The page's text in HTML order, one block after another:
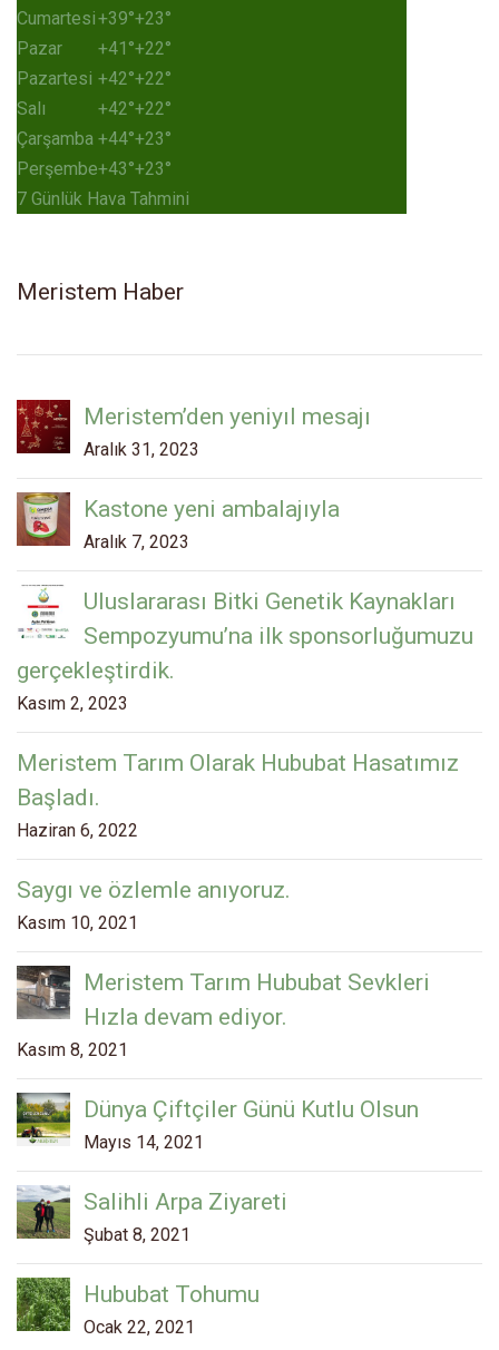
Cumartesi+39°+23°
Pazar
+41°+22°
Pazartesi +42°+22°
Salı
+42°+22°
Çarşamba +44°+23°
Perşembe+43°+23°
7 Günlük Hava Tahmini
Meristem Haber
Meristem’den yeniyıl mesajı
Aralık 31, 2023
Kastone yeni ambalajıyla
Aralık 7, 2023
Uluslararası Bitki Genetik Kaynakları
Sempozyumu’na ilk sponsorluğumuzu
gerçekleştirdik.
Kasım 2, 2023
Meristem Tarım Olarak Hububat Hasatımız
Başladı.
Haziran 6, 2022
Saygı ve özlemle anıyoruz.
Kasım 10, 2021
Meristem Tarım Hububat Sevkleri
Hızla devam ediyor.
Kasım 8, 2021
Dünya Çiftçiler Günü Kutlu Olsun
Mayıs 14, 2021
Salihli Arpa Ziyareti
Şubat 8, 2021
Hububat Tohumu
Ocak 22, 2021